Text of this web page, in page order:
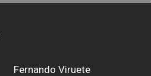
Fernando Viruete